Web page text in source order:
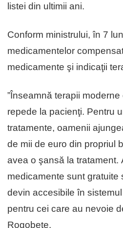
listei din ultimii ani.
Conform ministrului, în 7
medicamentelor
medicamente şi indicaţii
”Înseamnă terapii
repede la pacienţi. Pentru
tratamente, oamenii
de mii de euro din propriul
avea o şansă la tratament.
medicamente sunt gratuite
devin accesibile în
pentru cei care au nevoie
Rogobete.